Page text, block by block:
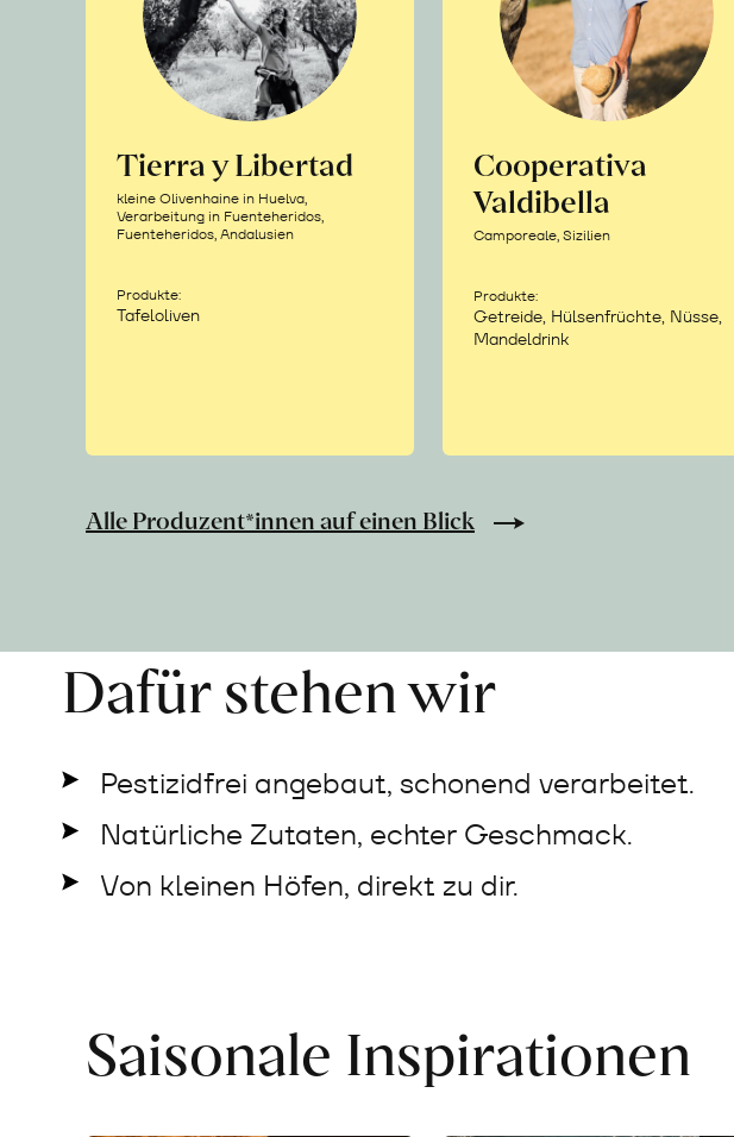
Tierra y Libertad
kleine Olivenhaine in Huelva,
Verarbeitung in Fuenteheridos,
Fuenteheridos, Andalusien
Produkte:
Tafeloliven
Cooperativa
Valdibella
Camporeale, Sizilien
Produkte:
Getreide, Hülsenfrüchte, Nüsse,
Mandeldrink
Alle Produzent*innen auf einen Blick
Dafür stehen wir
Pestizidfrei angebaut, schonend verarbeitet.
Natürliche Zutaten, echter Geschmack.
Von kleinen Höfen, direkt zu dir.
Saisonale Inspirationen